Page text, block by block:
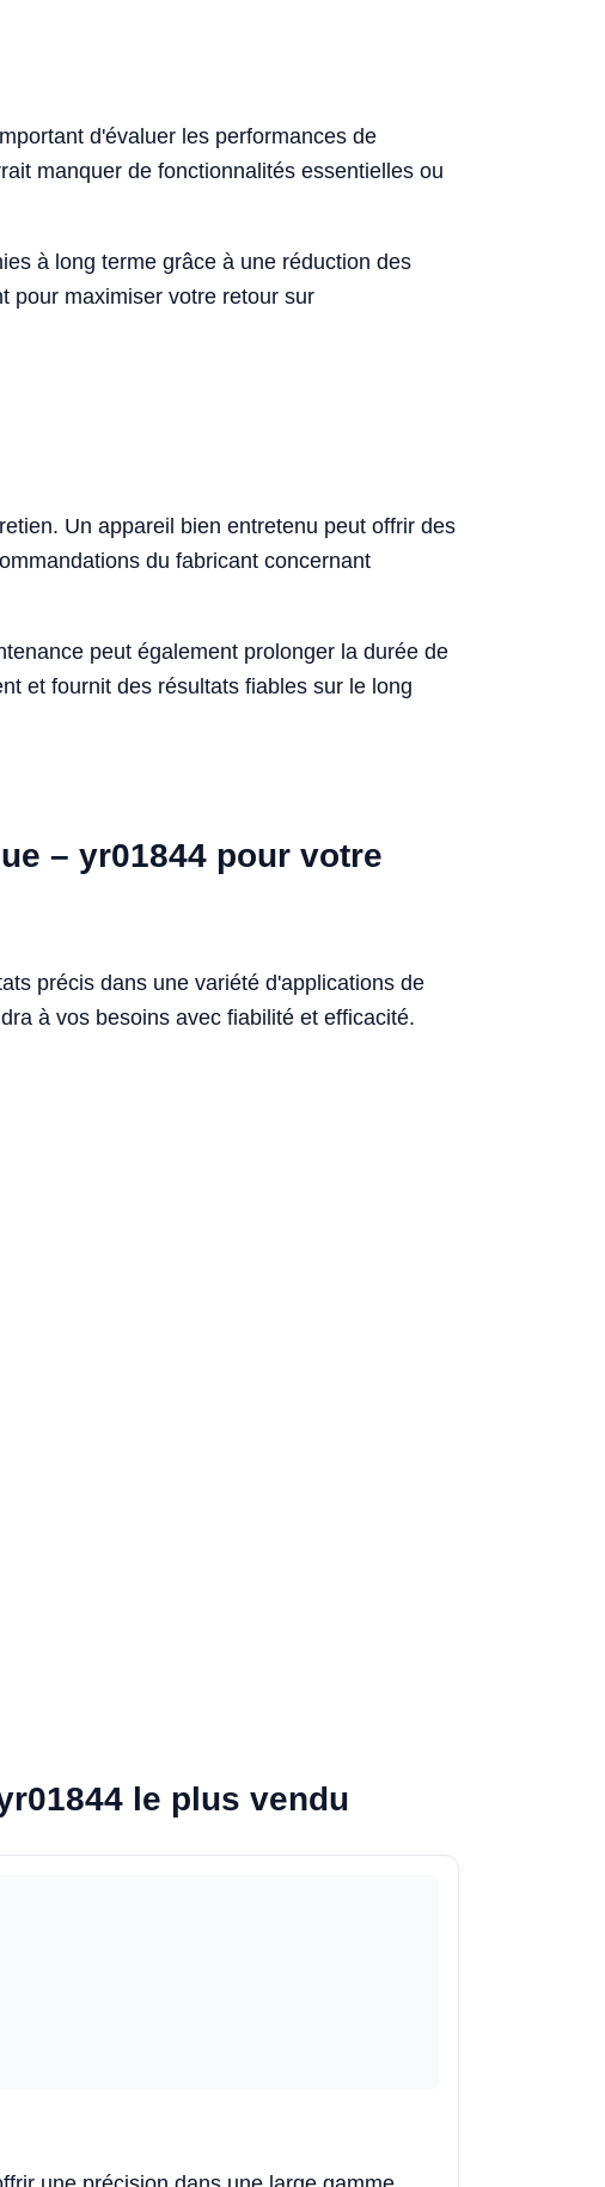
d'évaluer les performances de
manquer de fonctionnalités essentielles ou
à long terme grâce à une réduction des
pour maximiser votre retour sur
Un appareil bien entretenu peut offrir des
du fabricant concernant
peut également prolonger la durée de
et fournit des résultats fiables sur le long
– yr01844 pour votre
précis dans une variété d'applications de
à vos besoins avec fiabilité et efficacité.
le plus vendu